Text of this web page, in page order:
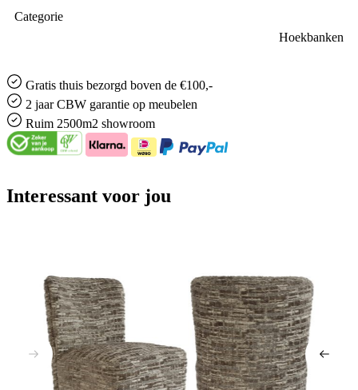
Categorie
Hoekbanken
Gratis thuis bezorgd boven de €100,-
2 jaar CBW garantie op meubelen
Ruim 2500m2 showroom
Interessant voor jou